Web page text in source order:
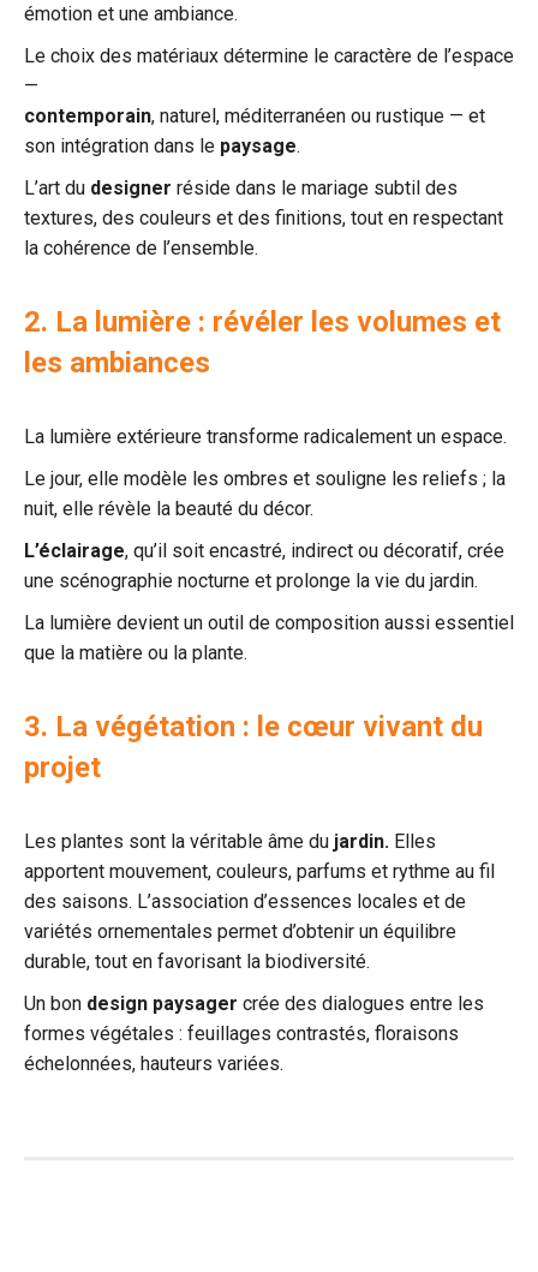
émotion et une ambiance.
Le choix des matériaux détermine le caractère de l’espace
—
contemporain, naturel, méditerranéen ou rustique — et
son intégration dans le paysage.
L’art du designer réside dans le mariage subtil des
textures, des couleurs et des finitions, tout en respectant
la cohérence de l’ensemble.
2. La lumière : révéler les volumes et
les ambiances
La lumière extérieure transforme radicalement un espace.
Le jour, elle modèle les ombres et souligne les reliefs ; la
nuit, elle révèle la beauté du décor.
L’éclairage, qu’il soit encastré, indirect ou décoratif, crée
une scénographie nocturne et prolonge la vie du jardin.
La lumière devient un outil de composition aussi essentiel
que la matière ou la plante.
3. La végétation : le cœur vivant du
projet
Les plantes sont la véritable âme du jardin. Elles
apportent mouvement, couleurs, parfums et rythme au fil
des saisons. L’association d’essences locales et de
variétés ornementales permet d’obtenir un équilibre
durable, tout en favorisant la biodiversité.
Un bon design paysager crée des dialogues entre les
formes végétales : feuillages contrastés, floraisons
échelonnées, hauteurs variées.